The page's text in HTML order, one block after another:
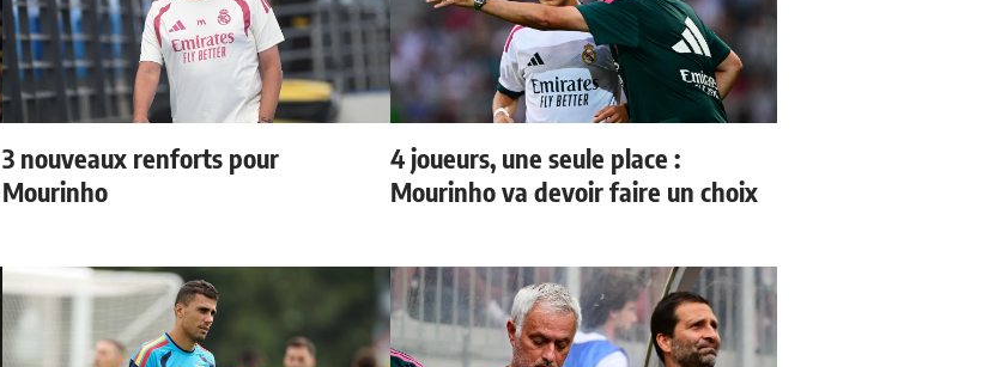
3 nouveaux renforts pour
Mourinho
4 joueurs, une seule place :
Mourinho va devoir faire un choix